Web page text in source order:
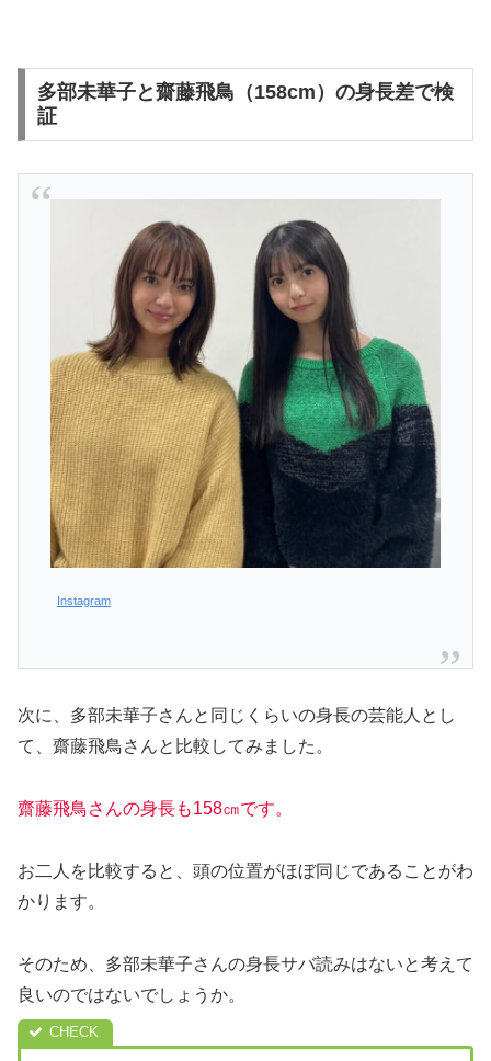
多部未華子と齋藤飛鳥（158cm）の身長差で検
証
Instagram
次に、多部未華子さんと同じくらいの身長の芸能人とし
て、齋藤飛鳥さんと比較してみました。
齋藤飛鳥さんの身長も158㎝です。
お二人を比較すると、頭の位置がほぼ同じであることがわ
かります。
そのため、多部未華子さんの身長サバ読みはないと考えて
良いのではないでしょうか。